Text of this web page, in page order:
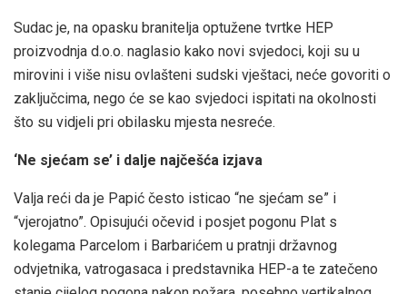
Sudac je, na opasku branitelja optužene tvrtke HEP
proizvodnja d.o.o. naglasio kako novi svjedoci, koji su u
mirovini i više nisu ovlašteni sudski vještaci, neće govoriti o
zaključcima, nego će se kao svjedoci ispitati na okolnosti
što su vidjeli pri obilasku mjesta nesreće.
‘Ne sjećam se’ i dalje najčešća izjava
Valja reći da je Papić često isticao “ne sjećam se” i
“vjerojatno”. Opisujući očevid i posjet pogonu Plat s
kolegama Parcelom i Barbarićem u pratnji državnog
odvjetnika, vatrogasaca i predstavnika HEP-a te zatečeno